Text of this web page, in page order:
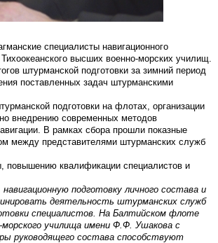
специалисты навигационного
высших военно-морских училищ.
штурманской подготовки за зимний период
поставленных задач штурманскими
подготовки на флотах, организации
внедрению современных методов
В рамках сбора прошли показные
между представителями штурманских служб
повышению квалификации специалистов и
подготовку личного состава и
деятельность штурманских служб
специалистов. На Балтийском флоте
училища имени Ф.Ф. Ушакова с
руководящего состава способствуют